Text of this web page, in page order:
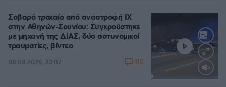
Σοβαρό τροχαίο από αναστροφή ΙΧ
στην Αθηνών-Σουνίου: Συγκρούστηκε
με μηχανή της ΔΙΑΣ, δύο αστυνομικοί
τραυματίες, βίντεο
08.08.2026, 23:07 115